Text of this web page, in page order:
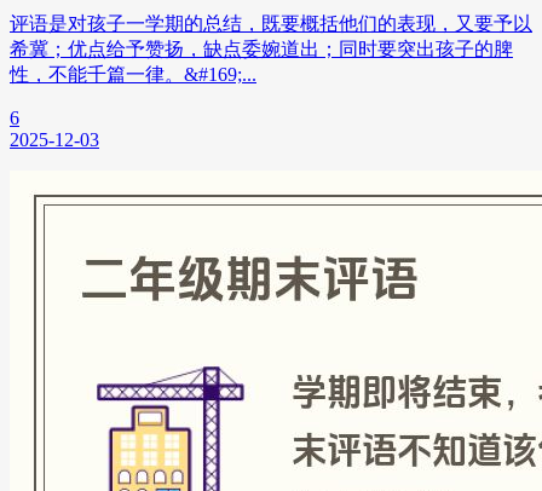
评语是对孩子一学期的总结，既要概括他们的表现，又要予以
希冀；优点给予赞扬，缺点委婉道出；同时要突出孩子的脾
性，不能千篇一律。&#169;...
6
2025-12-03